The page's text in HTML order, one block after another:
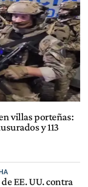
villas porteñas:
y 113
EE. UU. contra